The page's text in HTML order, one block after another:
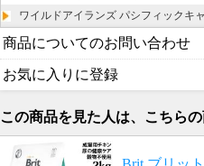
ワイルドアイランズ パシフィックキ
商品についてのお問い合わせ
お気に入りに登録
この商品を見た人は、こちら